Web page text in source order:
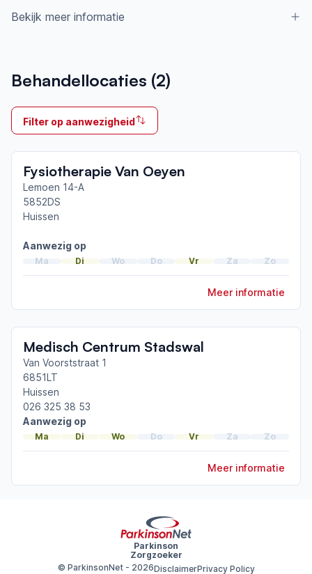
Bekijk meer informatie
2012
Ik behandel
Op locatie & Thuis
netwerk
Arnhem-Zevenaar
Afgeronde ParkinsonNet-scholingen
ParkinsonNet congres 2024
ParkinsonNet congres 2023
ParkinsonNet congres 2022
Behandellocaties (2)
Filter op aanwezigheid
Fysiotherapie Van Oeyen
Lemoen 14-A
5852DS
Huissen
Aanwezig op
Ma Di Wo Do Vr Za Zo
Meer informatie
Medisch Centrum Stadswal
Van Voorststraat 1
6851LT
Huissen
026 325 38 53
Aanwezig op
Ma Di Wo Do Vr Za Zo
Meer informatie
Parkinson
Zorgzoeker
© ParkinsonNet - 2026DisclaimerPrivacy Policy